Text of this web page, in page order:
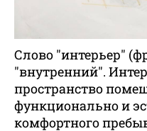
Слово "интерьер"
"внутренний".
пространство
функционально и
комфортного